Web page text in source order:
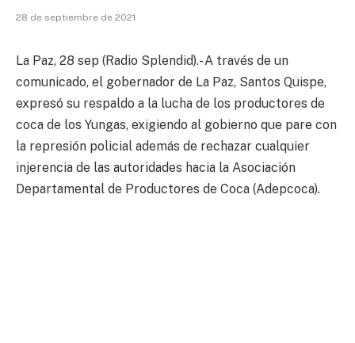
28 de septiembre de 2021
La Paz, 28 sep (Radio Splendid).- A través de un
comunicado, el gobernador de La Paz, Santos Quispe,
expresó su respaldo a la lucha de los productores de
coca de los Yungas, exigiendo al gobierno que pare con
la represión policial además de rechazar cualquier
injerencia de las autoridades hacia la Asociación
Departamental de Productores de Coca (Adepcoca).